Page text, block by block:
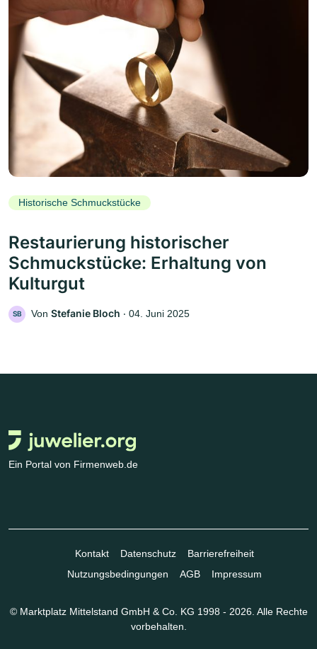
Historische Schmuckstücke
Restaurierung historischer
Schmuckstücke: Erhaltung von
Kulturgut
SB Von Stefanie Bloch ‧ 04. Juni 2025
Ein Portal von Firmenweb.de
Kontakt Datenschutz
Barrierefreiheit
Nutzungsbedingungen
AGB Impressum
© Marktplatz Mittelstand GmbH & Co. KG 1998 - 2026. Alle Rechte
vorbehalten.